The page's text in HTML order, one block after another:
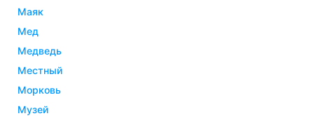
маяк
мед
медведь
местный
морковь
музей